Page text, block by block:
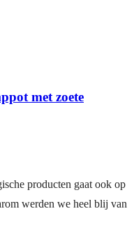
met zoete
producten gaat ook op
werden we heel blij van